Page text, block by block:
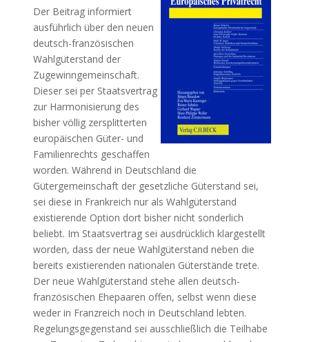
Der Beitrag informiert
ausführlich über den neuen
deutsch-französischen
Wahlgüterstand der
Zugewinngemeinschaft.
Dieser sei per Staatsvertrag
zur Harmonisierung des
bisher völlig zersplitterten
europäischen Güter- und
Familienrechts geschaffen
worden. Während in Deutschland die
Gütergemeinschaft der gesetzliche Güterstand sei,
sei diese in Frankreich nur als Wahlgüterstand
existierende Option dort bisher nicht sonderlich
beliebt. Im Staatsvertrag sei ausdrücklich klargestellt
worden, dass der neue Wahlgüterstand neben die
bereits existierenden nationalen Güterstände trete.
Der neue Wahlgüterstand stehe allen deutsch-
französischen Ehepaaren offen, selbst wenn diese
weder in Franzreich noch in Deutschland lebten.
Regelungsgegenstand sei ausschließlich die Teilhabe